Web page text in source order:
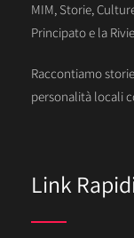
MIM, Storie,
Principato e la
Raccontiamo
personalità locali
Link